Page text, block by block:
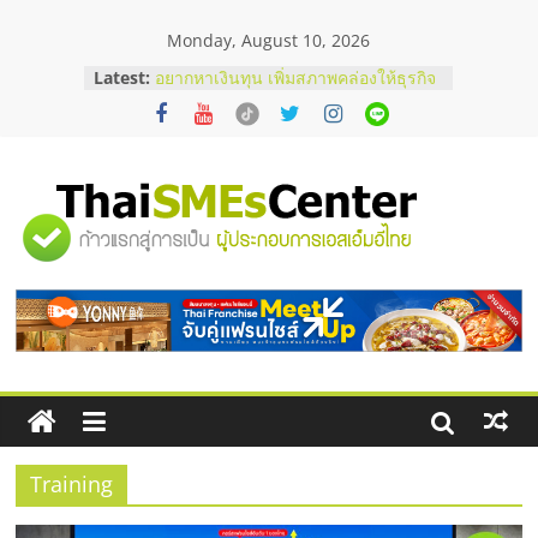
Monday, August 10, 2026
Latest:
บริษัท Cybersecurity ในไทยที่ไหนดี?
วิธีเลือกผู้ให้บริการให้คุ้มค่าและตอบ
โจทย์ธุรกิจ
อยากหาเงินทุน เพิ่มสภาพคล่องให้ธุรกิจ
บริการน้ำมัน Shell
สัมมนาลงทุน แฟรนไชส์ยอนนี่
ThaiFranchise Meet Up จับคู่แฟรน
ร้านเครื่องเสียงคุณภาพสูง พร้อม
โซลูชันระบบภาพและเสียง
"ศูนย์
รวม
ข้อมูล
ธุรกิจ
SME
Training